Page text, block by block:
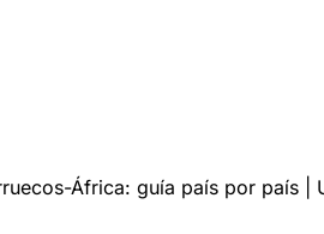
África: guía país por país |